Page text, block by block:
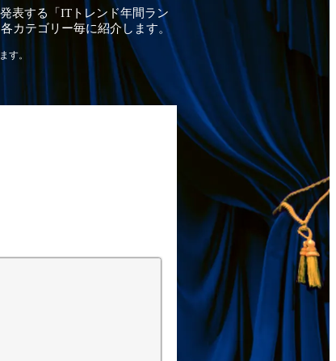
表する「ITトレンド年間ラン
カテゴリー毎に紹介します。
す。